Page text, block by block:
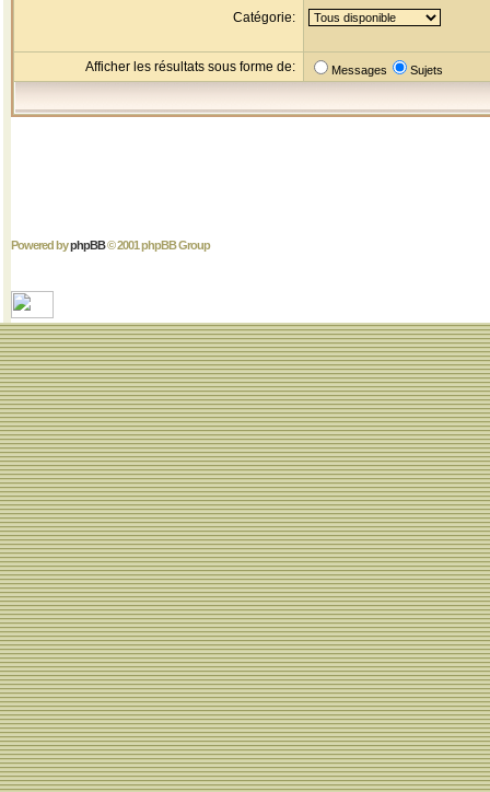
Catégorie:
Afficher les résultats sous forme de: Messages Sujets
Powered byphpBB© 2001 phpBB Group